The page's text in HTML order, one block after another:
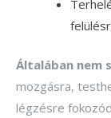
Általában nem
mozgásra,
légzésre